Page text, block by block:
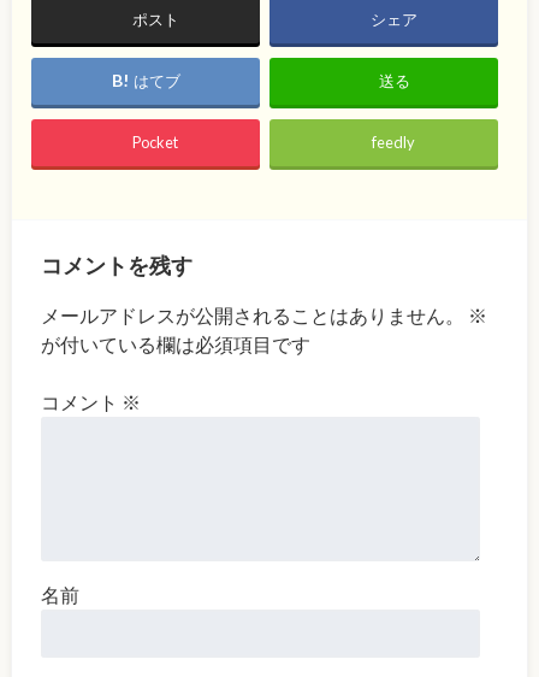
ポスト シェア
はてブ 送る
Pocket feedly
コメントを残す
メールアドレスが公開されることはありません。
※
が付いている欄は必須項目です
コメント ※
名前